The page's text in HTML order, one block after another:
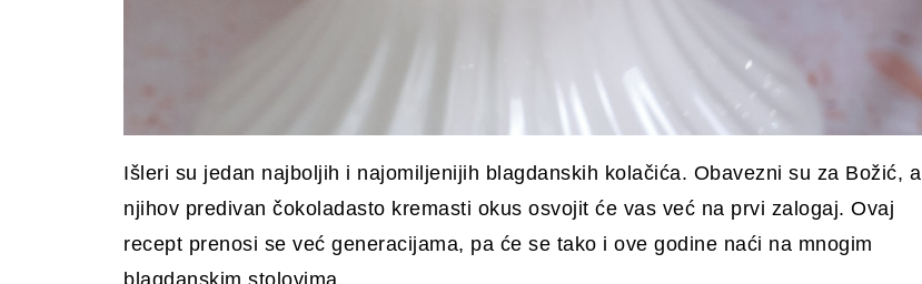
Išleri su jedan najboljih i najomiljenijih blagdanskih kolačića. Obavezni su za Božić, a
njihov predivan čokoladasto kremasti okus osvojit će vas već na prvi zalogaj. Ovaj
recept prenosi se već generacijama, pa će se tako i ove godine naći na mnogim